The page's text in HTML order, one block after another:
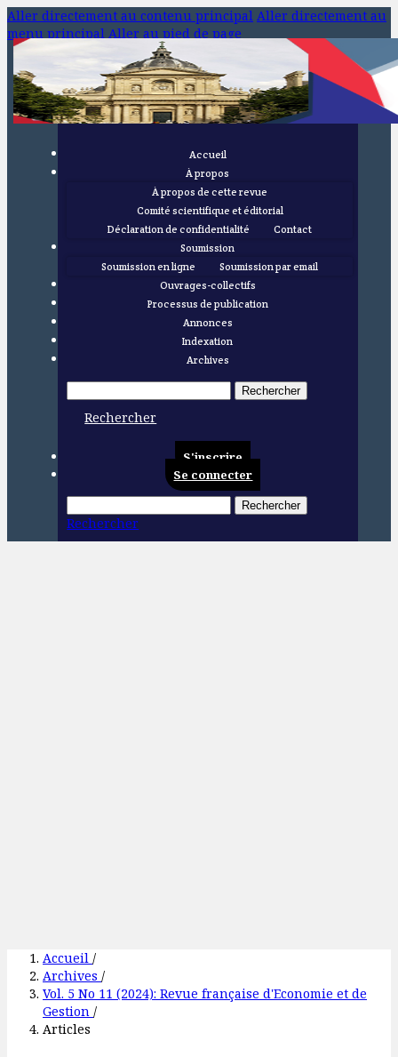
Aller directement au contenu principal Aller directement au
menu principal Aller au pied de page
Accueil
À propos
À propos de cette revue
Comité scientifique et éditorial
Déclaration de confidentialité
Contact
Soumission
Soumission en ligne
Soumission par email
Ouvrages-collectifs
Processus de publication
Annonces
Indexation
Archives
Rechercher
Rechercher
S'inscrire
Se connecter
Rechercher
Rechercher
Accueil /
Archives /
Vol. 5 No 11 (2024): Revue française d'Economie et de
Gestion /
Articles